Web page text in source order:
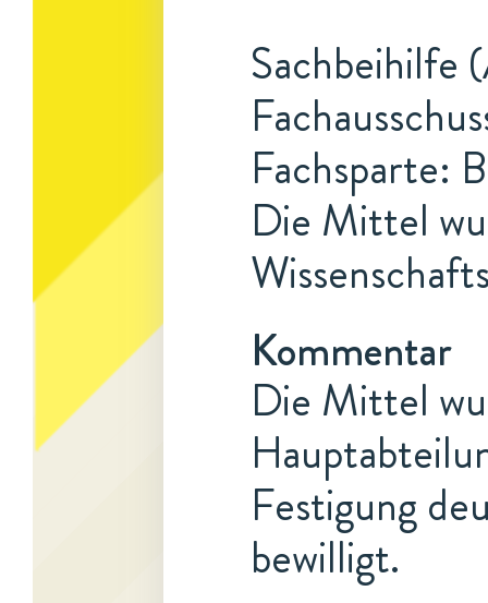
Sachbeihilfe
Fachsparte:
Die Mittel
Kommentar
Die Mittel
Festigung
bewilligt.